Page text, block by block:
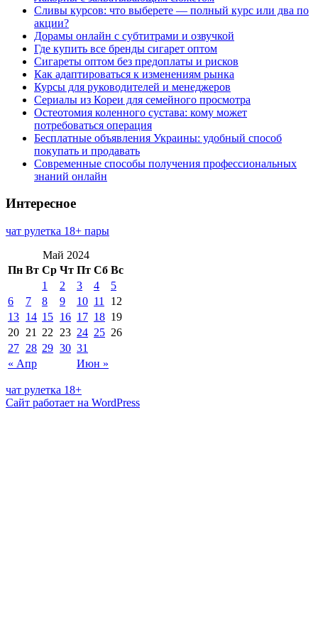
Сливы курсов: что выберете — полный курс или два по
акции?
Дорамы онлайн с субтитрами и озвучкой
Где купить все бренды сигарет оптом
Сигареты оптом без предоплаты и рисков
Как адаптироваться к изменениям рынка
Курсы для руководителей и менеджеров
Сериалы из Кореи для семейного просмотра
Остеотомия коленного сустава: кому может
потребоваться операция
Бесплатные объявления Украины: удобный способ
покупать и продавать
Современные способы получения профессиональных
знаний онлайн
Интересное
чат рулетка 18+ пары
Май 2024
Пн Вт Ср Чт Пт Сб Вс
« Апр Июн »
1 2 3 4
5
6
7 8 9 10 11
12
13 14 15 16 17 18 19
20 21 22 23 24 25 26
27 28 29 30 31
чат рулетка 18+
Сайт работает на WordPress